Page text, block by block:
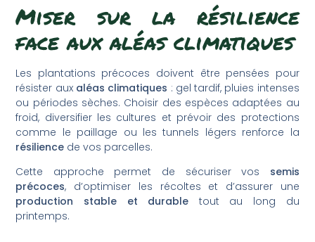
Miser sur la résilience
face aux aléas climatiques
Les plantations précoces doivent être pensées pour
résister aux aléas climatiques : gel tardif, pluies intenses
ou périodes sèches. Choisir des espèces adaptées au
froid, diversifier les cultures et prévoir des protections
comme le paillage ou les tunnels légers renforce la
résilience de vos parcelles.
Cette approche permet de sécuriser vos semis
précoces, d’optimiser les récoltes et d’assurer une
production stable et durable tout au long du
printemps.